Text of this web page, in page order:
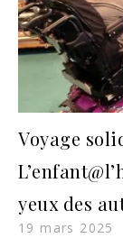
Voyage
yeux des
19 mars 2025